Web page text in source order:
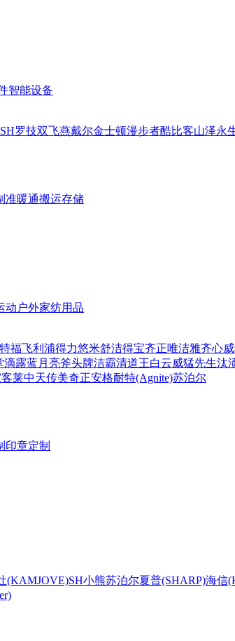
智能设备
SH罗技双飞燕戴尔金士顿漫步者酷比客山泽永
准暖通搬运存储
动户外家纺用品
福飞利浦得力悠米舒洁得宝齐正唯洁雅齐心
滴露蓝月亮斧头牌洁霸清道王白云威猛先生汰
莱中天传美奇正安格耐特(Agnite)苏泊尔
印章定制
(KAMJOVE)SH小熊苏泊尔夏普(SHARP)海信